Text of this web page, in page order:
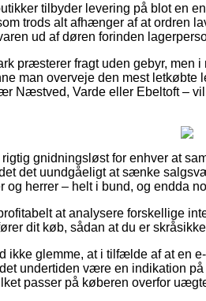
tilbyder levering på blot en
trods alt afhænger af at ordren
ud af døren forinden
præsterer fragt uden gebyr,
man overveje den mest
Næstved, Varde eller Ebeltoft –
gnidningsløst for enhver at
det uundgåeligt at sænke
og herrer – helt i bund, og endda
at analysere forskellige
dit køb, sådan at du er
ikke glemme, at i tilfælde af at en
undertiden være en indikation
passer på køberen overfor